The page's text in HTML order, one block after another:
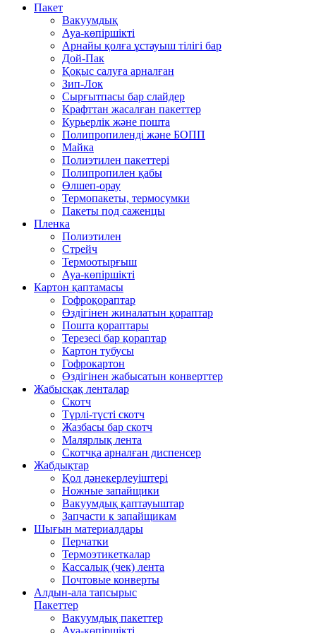
Пакет
Вакуумдық
Ауа-көпіршікті
Арнайы қолға ұстауыш тілігі бар
Дой-Пак
Қоқыс салуға арналған
Зип-Лок
Сырғытпасы бар слайдер
Крафттан жасалған пакеттер
Курьерлік және пошта
Полипропиленді және БОПП
Майка
Полиэтилен пакеттері
Полипропилен қабы
Өлшеп-орау
Термопакеты, термосумки
Пакеты под саженцы
Пленка
Полиэтилен
Стрейч
Термоотырғыш
Ауа-көпіршікті
Картон қаптамасы
Гофроқораптар
Өздігінен жиналатын қораптар
Пошта қораптары
Терезесі бар қораптар
Картон тубусы
Гофрокартон
Өздігінен жабысатын конверттер
Жабысқақ ленталар
Скотч
Түрлі-түсті скотч
Жазбасы бар скотч
Малярлық лента
Скотчқа арналған диспенсер
Жабдықтар
Қол дәнекерлеуіштері
Ножные запайщики
Вакуумдық қаптауыштар
Запчасти к запайщикам
Шығын материалдары
Перчатки
Термоэтикеткалар
Кассалық (чек) лента
Почтовые конверты
Алдын-ала тапсырыс
Пакеттер
Вакуумдық пакеттер
Ауа-көпіршікті